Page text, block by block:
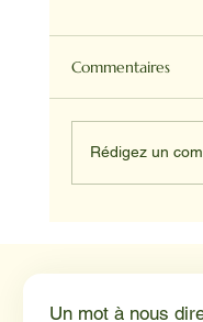
Commentaires
Rédigez un
Un mot à nous